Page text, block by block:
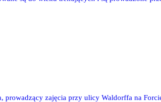
prowadzący zajęcia przy ulicy Waldorffa na